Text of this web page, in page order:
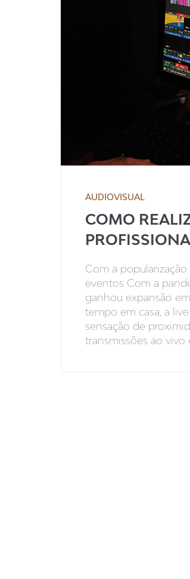
AUDIOVISUAL
COMO
Com a
eventos Com a
ganhou expansão
tempo em casa, a
sensação de
transmissões ao vivo